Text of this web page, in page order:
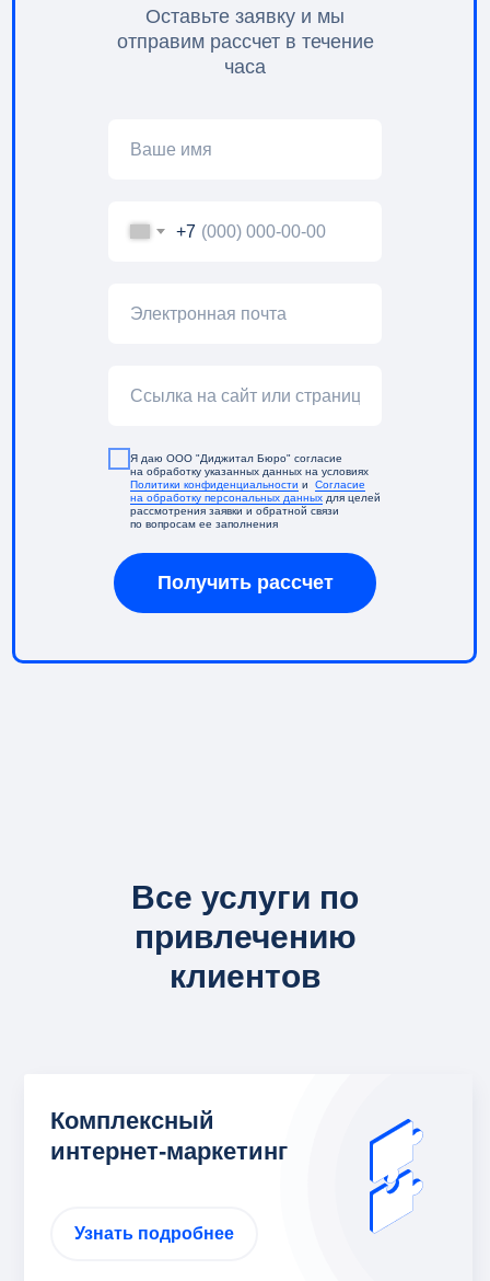
Оставьте заявку и мы
отправим рассчет в течение
часа
+7
Я даю ООО "Диджитал Бюро" согласие
на обработку указанных данных на условиях
Политики конфиденциальности и Согласие
на обработку персональных данных для целей
рассмотрения заявки и обратной связи
по вопросам ее заполнения
Получить рассчет
Все услуги по
привлечению
клиентов
Комплексный
интернет-маркетинг
Узнать подробнее